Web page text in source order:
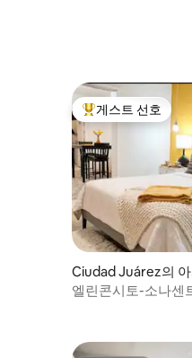
상위 게스트 선호
게스트 선호
Ciudad Juárez의
엘린콘시토-소나센